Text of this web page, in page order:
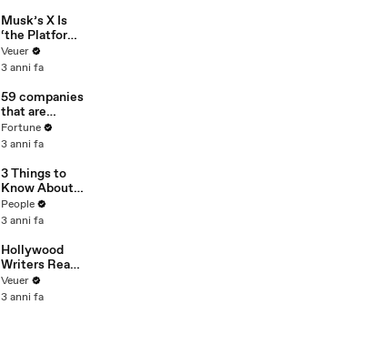
Trump
Musk’s X Is
‘the Platform
With the
Largest Ratio
Misinformatio
n or
Disinformatio
n’ Amongst
All Social
Media
Platforms
Veuer
3 anni fa
59 companies
that are
changing the
world: From
Chobani
Fortune
3 anni fa
3 Things to
Know About
Coco Gauff's
Parents
People
3 anni fa
Hollywood
Writers Reach
‘Tentative
Agreement’
Veuer
3 anni fa